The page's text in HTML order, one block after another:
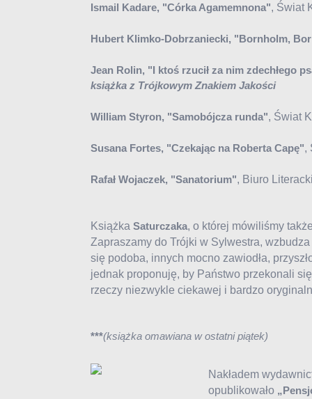
Ismail Kadare, "Córka Agamemnona", Świat
Hubert Klimko-Dobrzaniecki, "Bornholm,
Jean Rolin, "I ktoś rzucił za nim zdechłego
książka z Trójkowym Znakiem Jakości
William Styron, "Samobójcza runda", Świat
Susana Fortes, "Czekając na Roberta Capę",
Rafał Wojaczek, "Sanatorium", Biuro
Książka Saturczaka, o której mówiliśmy
Zapraszamy do Trójki w Sylwestra,
się podoba, innych mocno zawiodła,
jednak proponuję, by Państwo przekonali
rzeczy niezwykle ciekawej i bardzo
***(książka omawiana w ostatni piątek)
Nakładem
opublikowało